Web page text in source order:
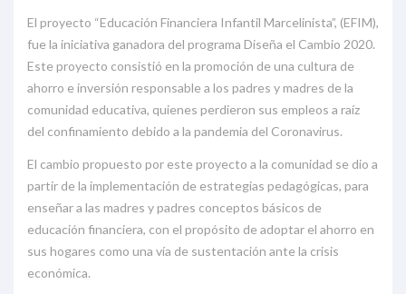
El proyecto “Educación Financiera Infantil Marcelinista”, (EFIM),
fue la iniciativa ganadora del programa Diseña el Cambio 2020.
Este proyecto consistió en la promoción de una cultura de
ahorro e inversión responsable a los padres y madres de la
comunidad educativa, quienes perdieron sus empleos a raíz
del confinamiento debido a la pandemia del Coronavirus.
El cambio propuesto por este proyecto a la comunidad se dio a
partir de la implementación de estrategias pedagógicas, para
enseñar a las madres y padres conceptos básicos de
educación financiera, con el propósito de adoptar el ahorro en
sus hogares como una vía de sustentación ante la crisis
económica.